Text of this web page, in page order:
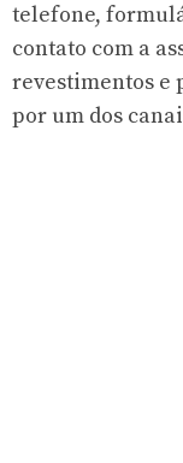
telefone,
contato com a
revestimentos e
por um dos